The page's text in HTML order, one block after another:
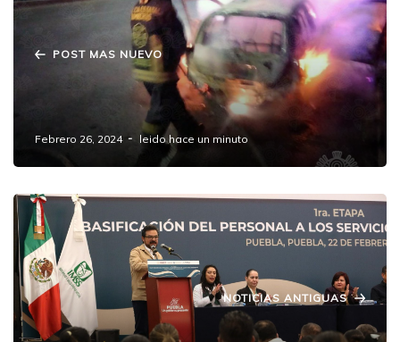
POST MAS NUEVO
Bomberos sofocan incendio de vehículo en
Febrero 26, 2024 leido hace un minuto
NOTICIAS ANTIGUAS
No se construirá el Hospital de Amozoc;